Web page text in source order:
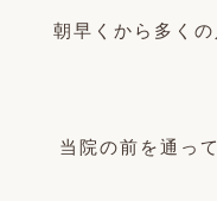
朝早くから多く
当院の前を通っ